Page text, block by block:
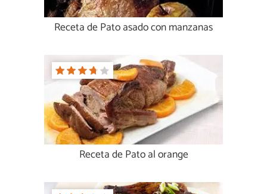
Receta de Pato asado con manzanas
Receta de Pato al orange